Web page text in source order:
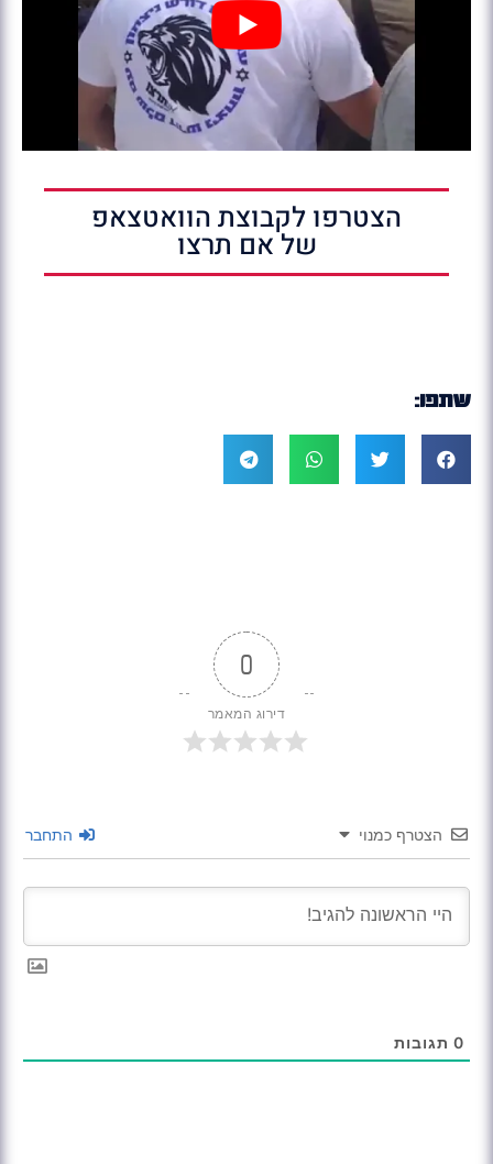
הצטרפו לקבוצת הוואטצאפ
של אם תרצו
שתפו:
0
דירוג המאמר
הצטרף כמנוי התחבר
0 תגובות